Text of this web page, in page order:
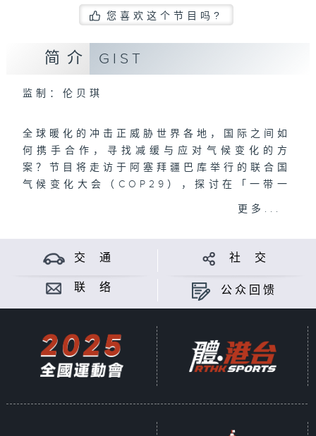
您喜欢这个节目吗?
简介 GIST
监制：伦贝琪
全球暖化的冲击正威胁世界各地，国际之间如
何携手合作，寻找减缓与应对气候变化的方
案？节目将走访于阿塞拜疆巴库举行的联合国
气候变化大会（COP29），探讨在「一带一
路」倡议下，中国与阿塞拜疆的绿色能源合作
可持续发展中发挥着关键作用，节目将邀请嘉
宾一起探讨香港不同领域的可持续发展议题，
了解平衡环境保护、经济增长与社会共融的未
更多...
交 通 社 交
联 络 公众回馈